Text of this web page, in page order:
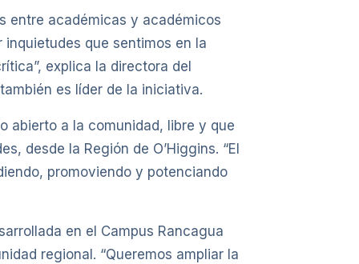
entre académicas y académicos
que sentimos en la
explica la directora del
es líder de la iniciativa.
abierto a la comunidad, libre y que
desde la Región de O’Higgins. “El
promoviendo y potenciando
en el Campus Rancagua
regional. “Queremos ampliar la